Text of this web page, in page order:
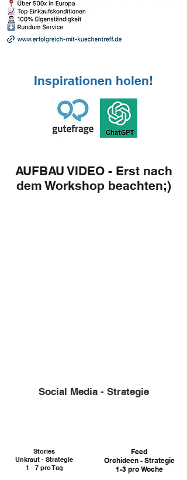
Inspirationen holen!
AUFBAU VIDEO - Erst nach
dem Workshop beachten;)
Social Media - Strategie
Stories
Unkraut - Strategie
1 - 7 pro Tag
Feed
Orchideen - Strategie
1-3 pro Woche